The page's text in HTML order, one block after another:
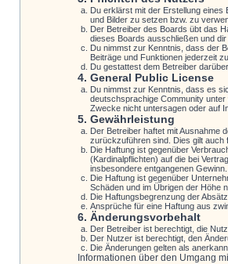
Du erklärst mit der Erstellung
und Bilder zu setzen bzw. zu
Der Betreiber des Boards übt das
dieses Boards ausschließen und dir
Du nimmst zur Kenntnis, dass der
Beiträge und Funktionen jederzeit
Du gestattest dem Betreiber
4. General Public License
Du nimmst zur Kenntnis, dass es
deutschsprachige Community
Zwecke nicht untersagen oder auf
5. Gewährleistung
Der Betreiber haftet mit Ausnahme
zurückzuführen sind. Dies gilt auch
Die Haftung ist gegenüber
(Kardinalpflichten) auf die bei
insbesondere entgangenen Gewinn.
Die Haftung ist gegenüber
Schäden und im Übrigen der Höhe
Die Haftungsbegrenzung der
Ansprüche für eine Haftung aus
6. Änderungsvorbehalt
Der Betreiber ist berechtigt, die
Der Nutzer ist berechtigt, den
Die Änderungen gelten als
Informationen über den Umgang